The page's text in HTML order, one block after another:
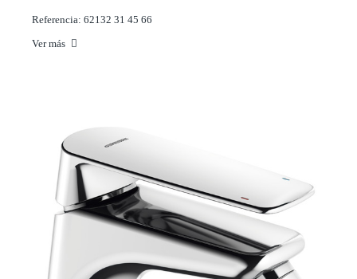
Referencia: 62132 31 45 66
Ver más